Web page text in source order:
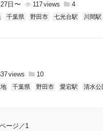
日〜 117 4
千葉県 野田市 七光台駅 川間駅
10
千葉県 野田市 愛宕駅 清水公
ージ／1